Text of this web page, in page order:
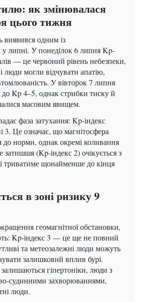
як змінювалася
цього тижня
одним із
липні. У понеділок 6 липня Kp-
— це червоний рівень небезпеки,
люди могли відчувати апатію,
У вівторок 7 липня
Kp 4–5, однак стрибки тиску й
масовим явищем.
фаза затухання: Kp-індекс
3. Це означає, що магнітосфера
до норми, однак окремі коливання
(Kp-індекс 2) очікується з
триватиме щонайменше до кінця
в зоні ризику 9
геомагнітної обстановки,
Kp-індекс 3 — це ще не повний
та метеозалежні люди можуть
залишковий вплив бурі.
гіпертоніки, люди з
судинними захворюваннями,
люди.